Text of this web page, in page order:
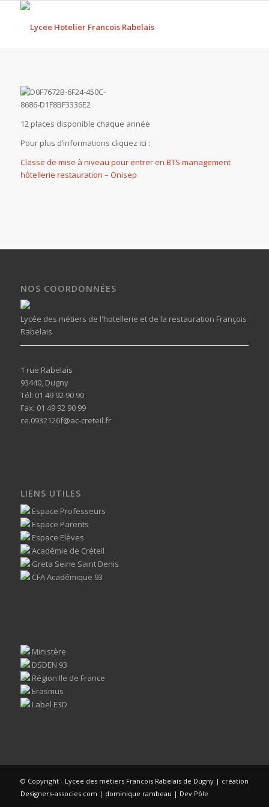
12 places disponible chaque année
Pour plus d’informations cliquez ici :
Classe de mise à niveau pour entrer en BTS management
hôtellerie restauration – Onisep
NOS COORDONNÉES
Lycée des métiers de l'hotellerie et de la restauration François
Rabelais
1 rue Rabelais
93440, Dugny
Tél: 01 49 92 90 90
Fax: 01 49 92 90 99
ce.0932126f@ac-creteil.fr
LIENS UTILES
Espace Professeurs
Espace Parents
Espace Elèves
Académie de Créteil
Greta Seine Saint Denis
CFA Académique 93
Ministère
DSDEN 93
Région Ile de France
Erasmus
Label E3D
© Copyright - Lycee des métiers Francois Rabelais de Dugny | création
Designers-associes.com | dominique rambeau | Dev Pôle